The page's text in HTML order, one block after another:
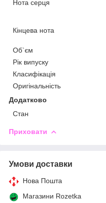
Нота серця
Кінцева нота
Об`єм
Рік випуску
Класифікація
Оригінальність
Додатково
Стан
Приховати
Умови доставки
Нова Пошта
Магазини Rozetka